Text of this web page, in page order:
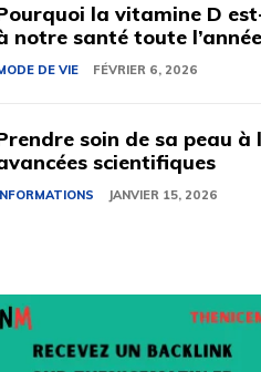
la vitamine D
notre santé toute
DE VIE FÉVRIER 6, 2026
soin de sa peau à
scientifiques
JANVIER 15, 2026